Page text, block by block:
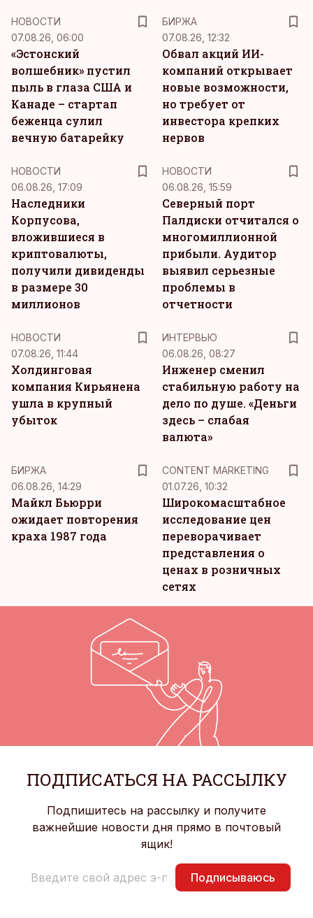
НОВОСТИ
07.08.26, 06:00
«Эстонский
волшебник» пустил
пыль в глаза США и
Канаде – стартап
беженца сулил
вечную батарейку
БИРЖА
07.08.26, 12:32
Обвал акций ИИ-
компаний открывает
новые возможности,
но требует от
инвестора крепких
нервов
НОВОСТИ
06.08.26, 17:09
Наследники
Корпусова,
вложившиеся в
криптовалюты,
получили дивиденды
в размере 30
миллионов
НОВОСТИ
06.08.26, 15:59
Северный порт
Палдиски отчитался о
многомиллионной
прибыли. Аудитор
выявил серьезные
проблемы в
отчетности
НОВОСТИ
07.08.26, 11:44
Холдинговая
компания Кирьянена
ушла в крупный
убыток
ИНТЕРВЬЮ
06.08.26, 08:27
Инженер сменил
стабильную работу на
дело по душе. «Деньги
здесь – слабая
валюта»
БИРЖА
06.08.26, 14:29
Майкл Бьюрри
ожидает повторения
краха 1987 года
CONTENT MARKETING
01.07.26, 10:32
Широкомасштабное
исследование цен
переворачивает
представления о
ценах в розничных
сетях
ПОДПИСАТЬСЯ НА РАССЫЛКУ
Подпишитесь на рассылку и получите
важнейшие новости дня прямо в почтовый
ящик!
Подписываюсь